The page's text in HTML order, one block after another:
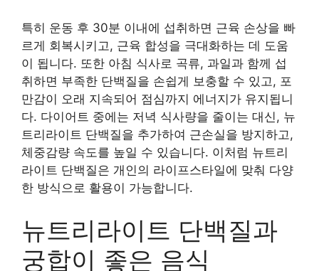
특히 운동 후 30분 이내에 섭취하면 근육 손상을 빠
르게 회복시키고, 근육 합성을 극대화하는 데 도움
이 됩니다. 또한 아침 식사로 곡류, 과일과 함께 섭
취하면 부족한 단백질을 손쉽게 보충할 수 있고, 포
만감이 오래 지속되어 점심까지 에너지가 유지됩니
다. 다이어트 중에는 저녁 식사량을 줄이는 대신, 뉴
트리라이트 단백질을 추가하여 근손실을 방지하고,
체중감량 속도를 높일 수 있습니다. 이처럼 뉴트리
라이트 단백질은 개인의 라이프스타일에 맞춰 다양
한 방식으로 활용이 가능합니다.
뉴트리라이트 단백질과
궁합이 좋은 음식